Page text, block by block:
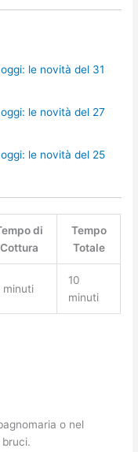
le novità del 31
le novità del 27
le novità del 25
di
Cottura
Tempo
Totale
minuti
10
minuti
o nel